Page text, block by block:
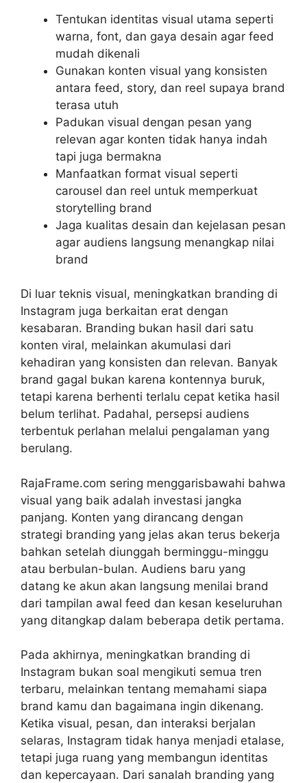
Tentukan identitas visual utama seperti
warna, font, dan gaya desain agar feed
mudah dikenali
Gunakan konten visual yang konsisten
antara feed, story, dan reel supaya brand
terasa utuh
Padukan visual dengan pesan yang
relevan agar konten tidak hanya indah
tapi juga bermakna
Manfaatkan format visual seperti
carousel dan reel untuk memperkuat
storytelling brand
Jaga kualitas desain dan kejelasan pesan
agar audiens langsung menangkap nilai
brand
Di luar teknis visual, meningkatkan branding di
Instagram juga berkaitan erat dengan
kesabaran. Branding bukan hasil dari satu
konten viral, melainkan akumulasi dari
kehadiran yang konsisten dan relevan. Banyak
brand gagal bukan karena kontennya buruk,
tetapi karena berhenti terlalu cepat ketika hasil
belum terlihat. Padahal, persepsi audiens
terbentuk perlahan melalui pengalaman yang
berulang.
RajaFrame.com sering menggarisbawahi bahwa
visual yang baik adalah investasi jangka
panjang. Konten yang dirancang dengan
strategi branding yang jelas akan terus bekerja
bahkan setelah diunggah berminggu-minggu
atau berbulan-bulan. Audiens baru yang
datang ke akun akan langsung menilai brand
dari tampilan awal feed dan kesan keseluruhan
yang ditangkap dalam beberapa detik pertama.
Pada akhirnya, meningkatkan branding di
Instagram bukan soal mengikuti semua tren
terbaru, melainkan tentang memahami siapa
brand kamu dan bagaimana ingin dikenang.
Ketika visual, pesan, dan interaksi berjalan
selaras, Instagram tidak hanya menjadi etalase,
tetapi juga ruang yang membangun identitas
dan kepercayaan. Dari sanalah branding yang